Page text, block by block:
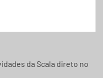
da Scala direto no